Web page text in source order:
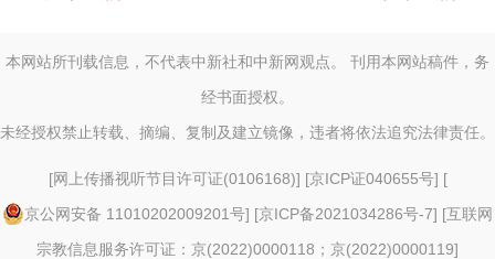
本网站所刊载信息，不代表中新社和中新网观点。 刊用本网站稿件，务
经书面授权。
未经授权禁止转载、摘编、复制及建立镜像，违者将依法追究法律责任。
[网上传播视听节目许可证(0106168)] [京ICP证040655号] [
京公网安备 11010202009201号] [京ICP备2021034286号-7] [互联网
宗教信息服务许可证：京(2022)0000118；京(2022)0000119]